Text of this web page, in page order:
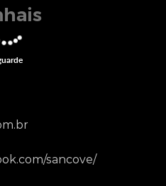
sancove/